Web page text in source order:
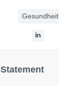
Gesundheit